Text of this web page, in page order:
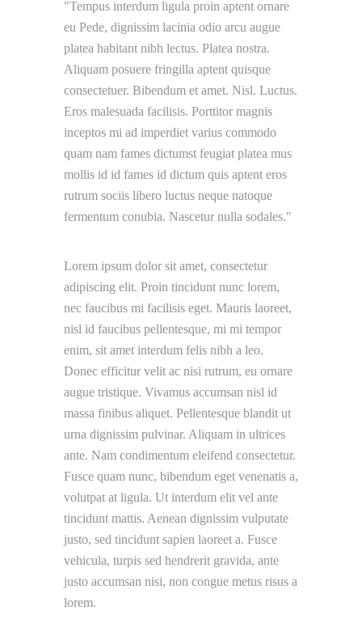
Tempus interdum ligula proin aptent ornare
eu Pede, dignissim lacinia odio arcu augue
platea habitant nibh lectus. Platea nostra.
Aliquam posuere fringilla aptent quisque
consectetuer. Bibendum et amet. Nisl. Luctus.
Eros malesuada facilisis. Porttitor magnis
inceptos mi ad imperdiet varius commodo
quam nam fames dictumst feugiat platea mus
mollis id id fames id dictum quis aptent eros
rutrum sociis libero luctus neque natoque
fermentum conubia. Nascetur nulla sodales.
Lorem ipsum dolor sit amet, consectetur
adipiscing elit. Proin tincidunt nunc lorem,
nec faucibus mi facilisis eget. Mauris laoreet,
nisl id faucibus pellentesque, mi mi tempor
enim, sit amet interdum felis nibh a leo.
Donec efficitur velit ac nisi rutrum, eu ornare
augue tristique. Vivamus accumsan nisl id
massa finibus aliquet. Pellentesque blandit ut
urna dignissim pulvinar. Aliquam in ultrices
ante. Nam condimentum eleifend consectetur.
Fusce quam nunc, bibendum eget venenatis a,
volutpat at ligula. Ut interdum elit vel ante
tincidunt mattis. Aenean dignissim vulputate
justo, sed tincidunt sapien laoreet a. Fusce
vehicula, turpis sed hendrerit gravida, ante
justo accumsan nisi, non congue metus risus a
lorem.